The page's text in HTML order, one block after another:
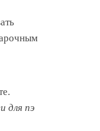
для пэ